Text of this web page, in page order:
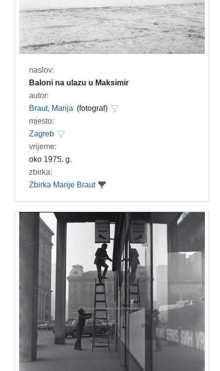
naslov:
Baloni na ulazu u Maksimir
autor:
Braut, Marija (fotograf)
mjesto:
Zagreb
vrijeme:
oko 1975. g.
zbirka:
Zbirka Marije Braut